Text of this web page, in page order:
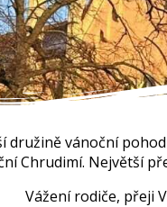
družině vánoční
Chrudimí. Největší
Vážení rodiče, přeji